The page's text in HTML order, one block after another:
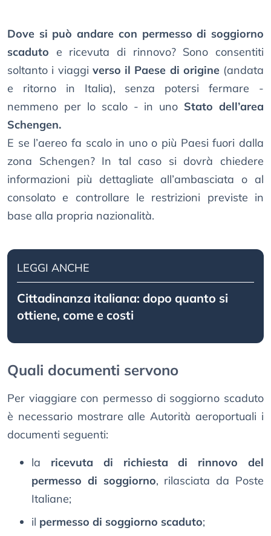
Dove si può andare con permesso di soggiorno
scaduto e ricevuta di rinnovo? Sono consentiti
soltanto i viaggi verso il Paese di origine(andata
e ritorno in Italia), senza potersi fermare -
nemmeno per lo scalo - in uno Stato dell’area
Schengen.
E se l’aereo fa scalo in uno o più Paesi fuori dalla
zona Schengen? In tal caso si dovrà chiedere
informazioni più dettagliate all’ambasciata o al
consolato e controllare le restrizioni previste in
base alla propria nazionalità.
LEGGI ANCHE
Cittadinanza italiana: dopo quanto si
ottiene, come e costi
Quali documenti servono
Per viaggiare con permesso di soggiorno scaduto
è necessario mostrare alle Autorità aeroportuali i
documenti seguenti:
la ricevuta di richiesta di rinnovo del
permesso di soggiorno, rilasciata da Poste
Italiane;
il permesso di soggiorno scaduto;